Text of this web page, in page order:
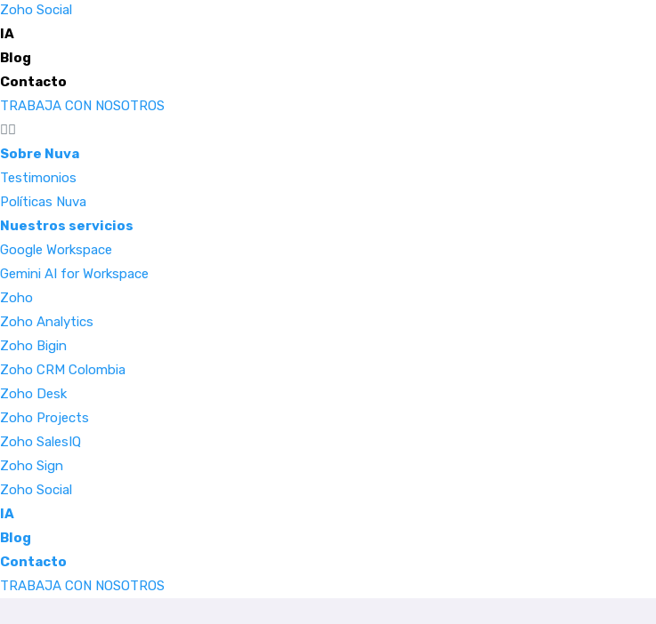
Zoho Social
IA
Blog
Contacto
TRABAJA CON NOSOTROS
Sobre Nuva
Testimonios
Políticas Nuva
Nuestros servicios
Google Workspace
Gemini AI for Workspace
Zoho
Zoho Analytics
Zoho Bigin
Zoho CRM Colombia
Zoho Desk
Zoho Projects
Zoho SalesIQ
Zoho Sign
Zoho Social
IA
Blog
Contacto
TRABAJA CON NOSOTROS